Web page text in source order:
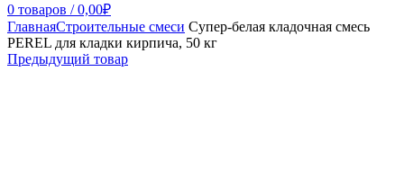
0 товаров / 0,00₽
ГлавнаяСтроительные смеси Супер-белая кладочная смесь
PEREL для кладки кирпича, 50 кг
Предыдущий товар